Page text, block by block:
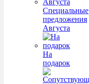
Специальные
предложения
Августа
На
подарок